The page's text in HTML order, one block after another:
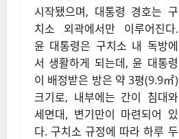
윤 대통령은 일반 수용자와 동
일한 절차에 따라 서울구치소에
수감됐다. 구치소 도착 후에는
미결수용자 등록 절차에 따라
신체검사와 함께 수용번호가 부
여됐다. 수감 절차는 카키색 수
의 착용과 얼굴 사진 촬영으로